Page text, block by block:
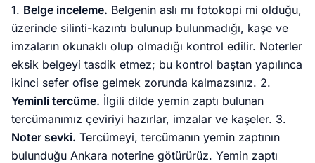
1. Belge inceleme. Belgenin aslı mı fotokopi mi olduğu,
üzerinde silinti-kazıntı bulunup bulunmadığı, kaşe ve
imzaların okunaklı olup olmadığı kontrol edilir. Noterler
eksik belgeyi tasdik etmez; bu kontrol baştan yapılınca
ikinci sefer ofise gelmek zorunda kalmazsınız. 2.
Yeminli tercüme. İlgili dilde yemin zaptı bulunan
tercümanımız çeviriyi hazırlar, imzalar ve kaşeler. 3.
Noter sevki. Tercümeyi, tercümanın yemin zaptının
bulunduğu Ankara noterine götürürüz. Yemin zaptı